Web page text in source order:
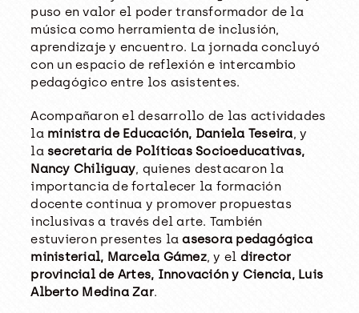
puso en valor el poder transformador de la
música como herramienta de inclusión,
aprendizaje y encuentro. La jornada concluyó
con un espacio de reflexión e intercambio
pedagógico entre los asistentes.
Acompañaron el desarrollo de las actividades
la ministra de Educación, Daniela Teseira, y
la secretaria de Políticas Socioeducativas,
Nancy Chiliguay, quienes destacaron la
importancia de fortalecer la formación
docente continua y promover propuestas
inclusivas a través del arte. También
estuvieron presentes laasesora pedagógica
ministerial, Marcela Gámez, y el director
provincial de Artes, Innovación y Ciencia, Luis
Alberto Medina Zar.